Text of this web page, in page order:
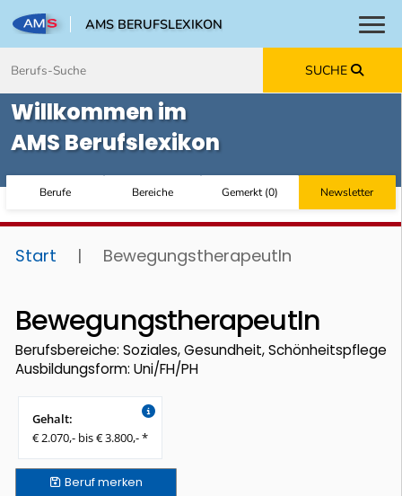
AMS BERUFSLEXIKON
SUCHE
Willkommen im
AMS Berufslexikon
Berufe Bereiche Gemerkt(0) Newsletter
Start | BewegungstherapeutIn
BewegungstherapeutIn
Berufsbereiche: Soziales, Gesundheit, Schönheitspflege
Ausbildungsform: Uni/FH/PH
Gehalt:
€ 2.070,- bis € 3.800,- *
Berufmerken